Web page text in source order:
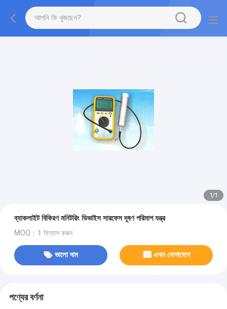
1/1
ব্যাকলাইট বিকিরণ মনিটরিং ডিভাইস সারফেস দূষণ পরিমাপ যন্ত্র
MOQ：1 বিন্যাস করুন
ভালো দাম এখন যোগাযোগ
পণ্যের বর্ণনা